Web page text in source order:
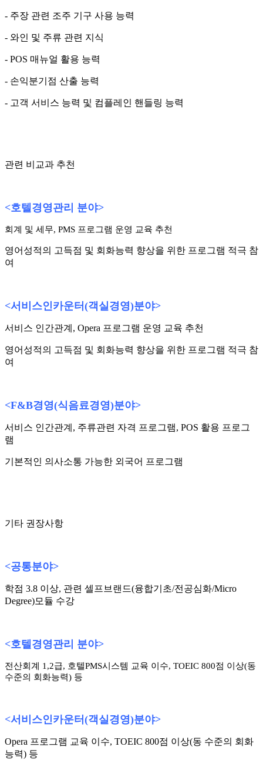
- 주장 관련 조주 기구 사용 능력
- 와인 및 주류 관련 지식
- POS 매뉴얼 활용 능력
- 손익분기점 산출 능력
- 고객 서비스 능력 및 컴플레인 핸들링 능력
관련 비교과 추천
<호텔경영관리 분야>
회계 및 세무, PMS 프로그램 운영 교육 추천
영어성적의 고득점 및 회화능력 향상을 위한 프로그램 적극 참
여
<서비스인카운터 (객실경영)분야>
서비스 인간관계, Opera 프로그램 운영 교육 추천
영어성적의 고득점 및 회화능력 향상을 위한 프로그램 적극 참
여
<F&B경영(식음료경영)분야>
서비스 인간관계, 주류관련 자격 프로그램, POS 활용 프로그
램
기본적인 의사소통 가능한 외국어 프로그램
기타 권장사항
<공통분야>
학점 3.8 이상, 관련 셀프브랜드(융합기초/전공심화/Micro
Degree)모듈 수강
<호텔경영관리 분야>
전산회계 1,2급, 호텔PMS시스템 교육 이수, TOEIC 800점 이상(동
수준의 회화능력) 등
<서비스인카운터 (객실경영)분야>
Opera 프로그램 교육 이수, TOEIC 800점 이상(동 수준의 회화
능력) 등